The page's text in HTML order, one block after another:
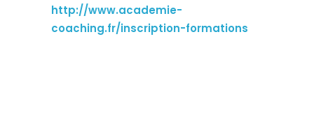
http://www.academie-
coaching.fr/inscription-formations